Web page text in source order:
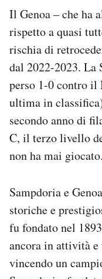
Il Genoa – che ha
rispetto a quasi
rischia di
dal 2022-2023. La
perso 1-0 contro il
ultima in
secondo anno di
C, il terzo livello
non ha mai giocato.
Sampdoria e
storiche e
fu fondato nel
ancora in attività
vincendo un